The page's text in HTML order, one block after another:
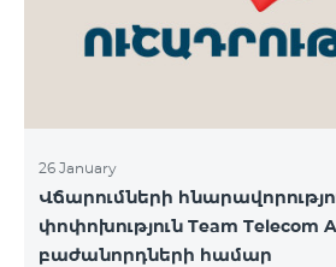
Team Telecom Armenia-ին
պայմանները ենթադրում էին
26 January
Վճարումների
փոփոխություն Team Telecom
բաժանորդների համար